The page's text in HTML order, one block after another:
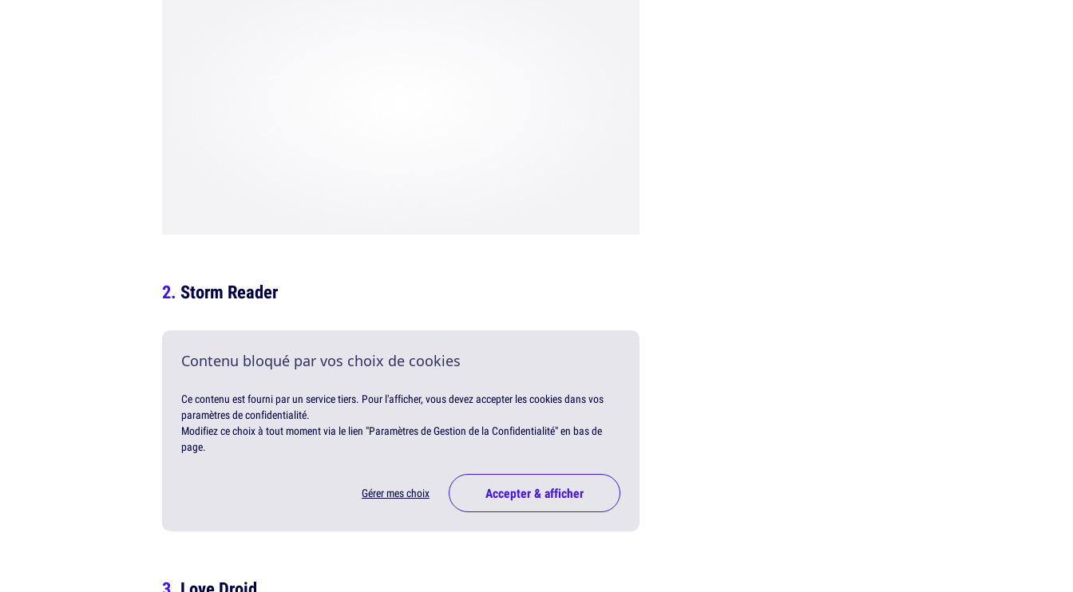
Storm Reader
Contenu bloqué par vos choix de cookies
Ce contenu est fourni par un service tiers. Pour l'afficher, vous devez accepter les cookies dans vos
paramètres de confidentialité.
Modifiez ce choix à tout moment via le lien "Paramètres de Gestion de la Confidentialité" en bas de
page.
Gérer mes choix Accepter & afficher